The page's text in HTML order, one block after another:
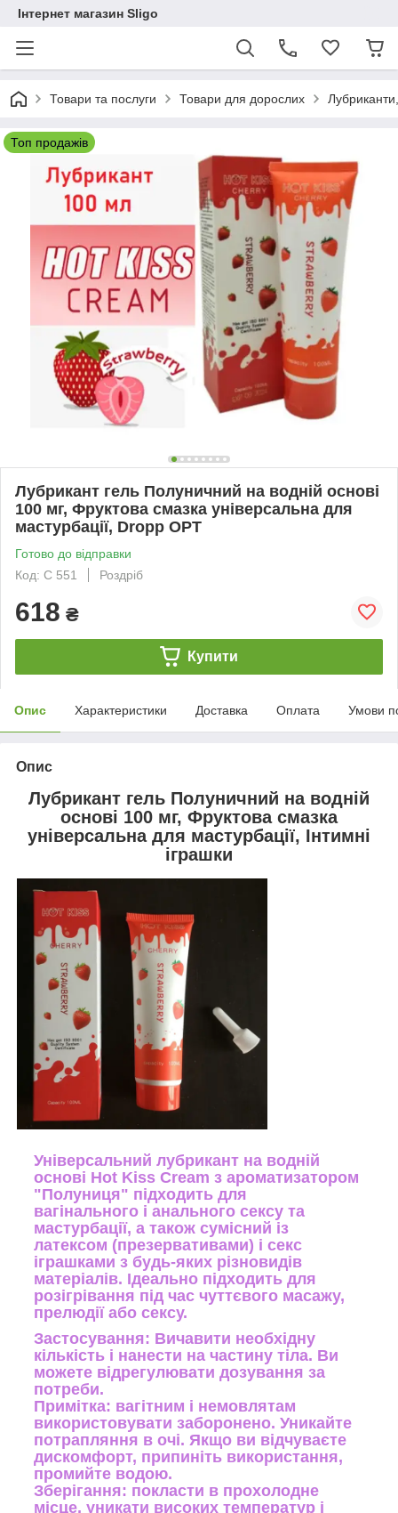
Інтернет магазин Sligo
Товари та послуги Товари для дорослих
Топ продажів
Лубрикант гель Полуничний на водній основі
100 мг, Фруктова смазка універсальна для
мастурбації, Dropp OPT
Готово до відправки
Код: С 551
Роздріб
618 ₴
Купити
Опис Характеристики Доставка Оплата Умови
Опис
Лубрикант гель Полуничний на водній
основі 100 мг, Фруктова смазка
універсальна для мастурбації, Інтимні
іграшки
Універсальний лубрикант на водній
основі Hot Kiss Cream з ароматизатором
"Полуниця" підходить для
вагінального і анального сексу та
мастурбації, а також сумісний із
латексом (презервативами) і секс
іграшками з будь-яких різновидів
матеріалів. Ідеально підходить для
розігрівання під час чуттєвого масажу,
прелюдії або сексу.
Застосування: Вичавити необхідну
кількість і нанести на частину тіла. Ви
можете відрегулювати дозування за
потреби.
Примітка: вагітним і немовлятам
використовувати заборонено. Уникайте
потрапляння в очі. Якщо ви відчуваєте
дискомфорт, припиніть використання,
промийте водою.
Зберігання: покласти в прохолодне
місце, уникати високих температур і